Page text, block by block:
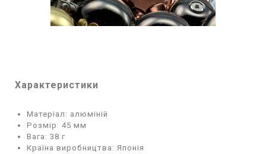
Характеристики
Матеріал: алюміній
Розмір: 45 мм
Вага: 38 г
Країна виробництва: Японія